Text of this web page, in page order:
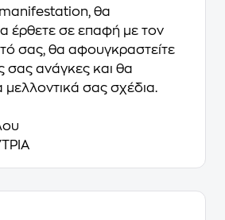
manifestation, θα
έρθετε σε επαφή με τον
σας, θα αφουγκραστείτε
σας ανάγκες και θα
σας σχέδια.